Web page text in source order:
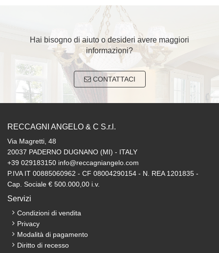
Hai bisogno di aiuto o desideri avere maggiori
informazioni?
CONTATTACI
RECCAGNI ANGELO & C S.r.l.
Via Magretti, 48
20037 PADERNO DUGNANO (MI) - ITALY
+39 029183150 info@reccagniangelo.com
P.IVA IT 00885060962 - CF 08004290154 - N. REA 1201835 -
Cap. Sociale € 500.000,00 i.v.
Servizi
Condizioni di vendita
Privacy
Modalità di pagamento
Diritto di recesso